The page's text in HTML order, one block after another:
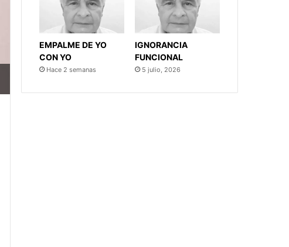
EMPALME DE YO
CON YO
Hace 2 semanas
IGNORANCIA
FUNCIONAL
5 julio, 2026